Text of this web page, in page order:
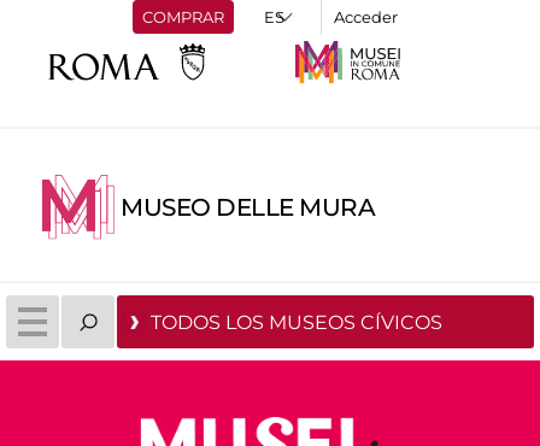
COMPRAR Acceder
MUSEO DELLE MURA
TODOS LOS MUSEOS CÍVICOS